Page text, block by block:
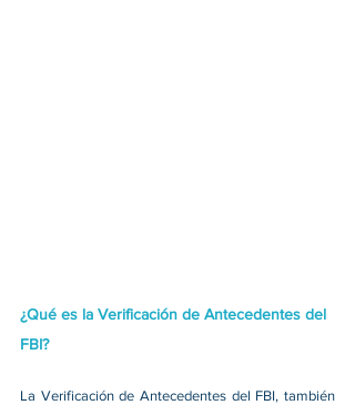
¿Qué es la Verificación de Antecedentes del
FBI?
La Verificación de Antecedentes del FBI, también